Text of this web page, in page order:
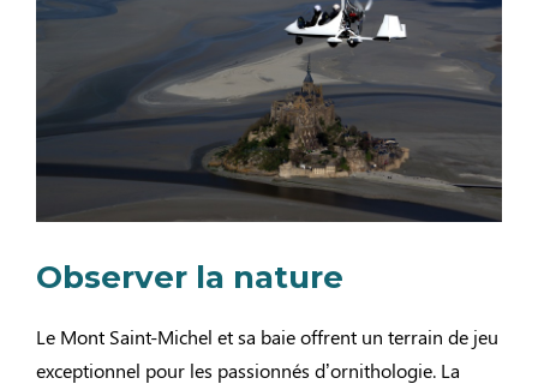
Observer la nature
Le Mont Saint-Michel et sa baie offrent un terrain de jeu
exceptionnel pour les passionnés d’ornithologie. La